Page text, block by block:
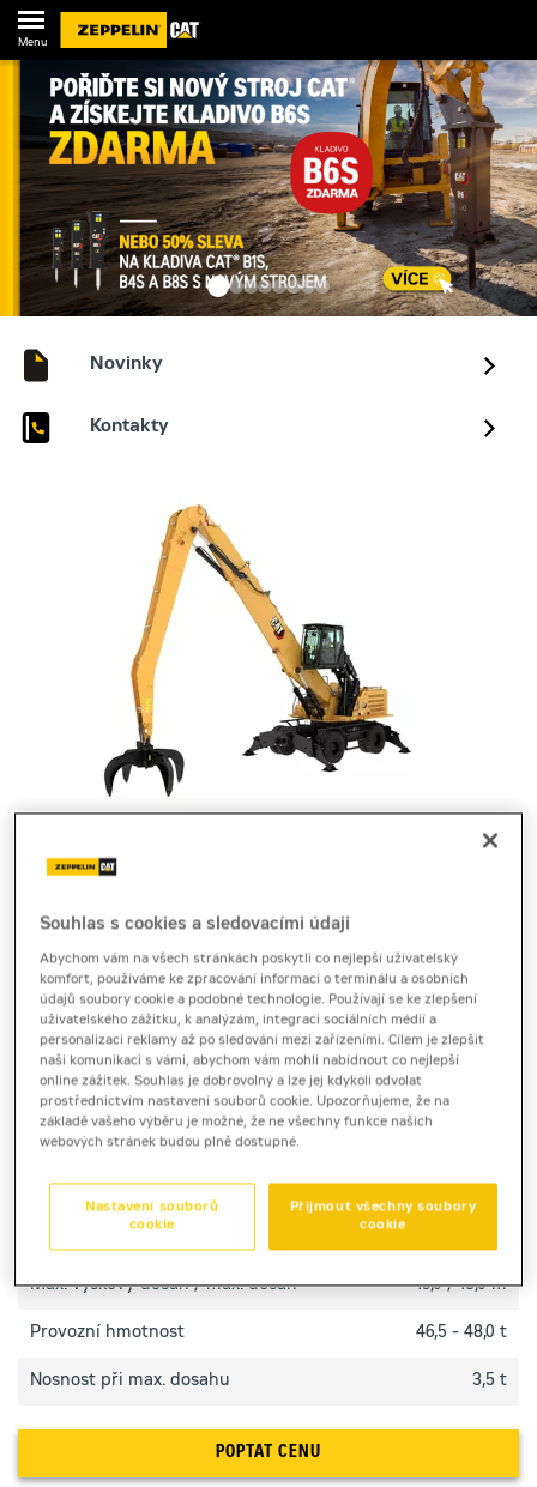
Menu
Novinky
Kontakty
Cat MH3050
Technický list [1,6 MB] Brožura [2,8 MB]
Rýpadlo pro manipulaci s materiálem Cat MH3050
přináší extrémní dosah, stabilitu a vysoký výkon pro
těžké průmyslové provozy.
Max. výškový dosah / max. dosah 19,0 / 18,0 m
Provozní hmotnost 46,5 - 48,0 t
Nosnost při max. dosahu 3,5 t
POPTAT CENU
Souhlas s cookies a sledovacími údaji
Abychom vám na všech stránkách poskytli co nejlepší uživatelský
komfort, používáme ke zpracování informací o terminálu a osobních
údajů soubory cookie a podobné technologie. Používají se ke zlepšení
uživatelského zážitku, k analýzám, integraci sociálních médií a
personalizaci reklamy až po sledování mezi zařízeními. Cílem je zlepšit
naši komunikaci s vámi, abychom vám mohli nabídnout co nejlepší
online zážitek. Souhlas je dobrovolný a lze jej kdykoli odvolat
prostřednictvím nastavení souborů cookie. Upozorňujeme, že na
základě vašeho výběru je možné, že ne všechny funkce našich
webových stránek budou plně dostupné.
Přijmout všechny soubory
cookie
Nastavení souborů
cookie